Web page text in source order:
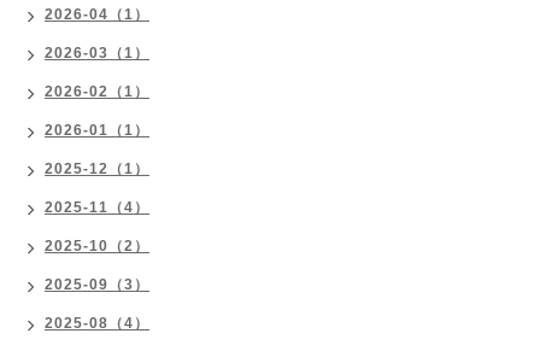
2026-04（1）
2026-03（1）
2026-02（1）
2026-01（1）
2025-12（1）
2025-11（4）
2025-10（2）
2025-09（3）
2025-08（4）